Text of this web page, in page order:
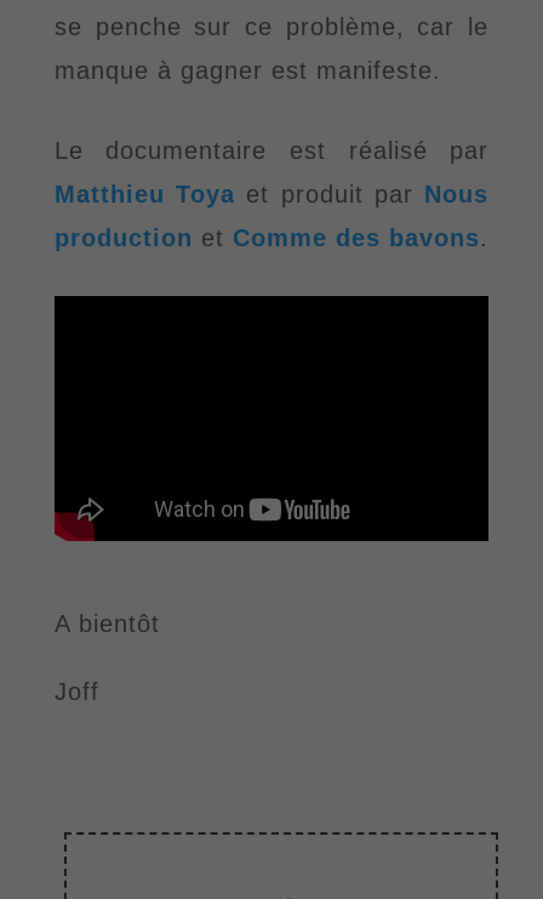
se penche sur ce problème, car le
manque à gagner est manifeste.
Le documentaire est réalisé par
Matthieu Toya et produit par Nous
production et Comme des bavons.
A bientôt
Joff